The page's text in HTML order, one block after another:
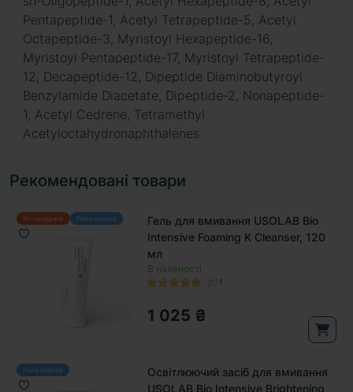
Pentapeptide-1, Acetyl Tetrapeptide-5, Acetyl
Octapeptide-3, Myristoyl Hexapeptide-16,
Myristoyl Pentapeptide-17, Myristoyl Tetrapeptide-
12, Decapeptide-12, Dipeptide Diaminobutyroyl
Benzylamide Diacetate, Dipeptide-2, Nonapeptide-
1, Acetyl Cedrene, Tetramethyl
Acetyloctahydronaphthalenes
Рекомендовані товари
Хіт продажів Популярний
Гель для вмивання USOLAB Bio
Intensive Foaming K Cleanser, 120
мл
В наявності
1
1 025 ₴
Популярний
Освітлюючий засіб для вмивання
USOLAB Bio Intensive Brightening